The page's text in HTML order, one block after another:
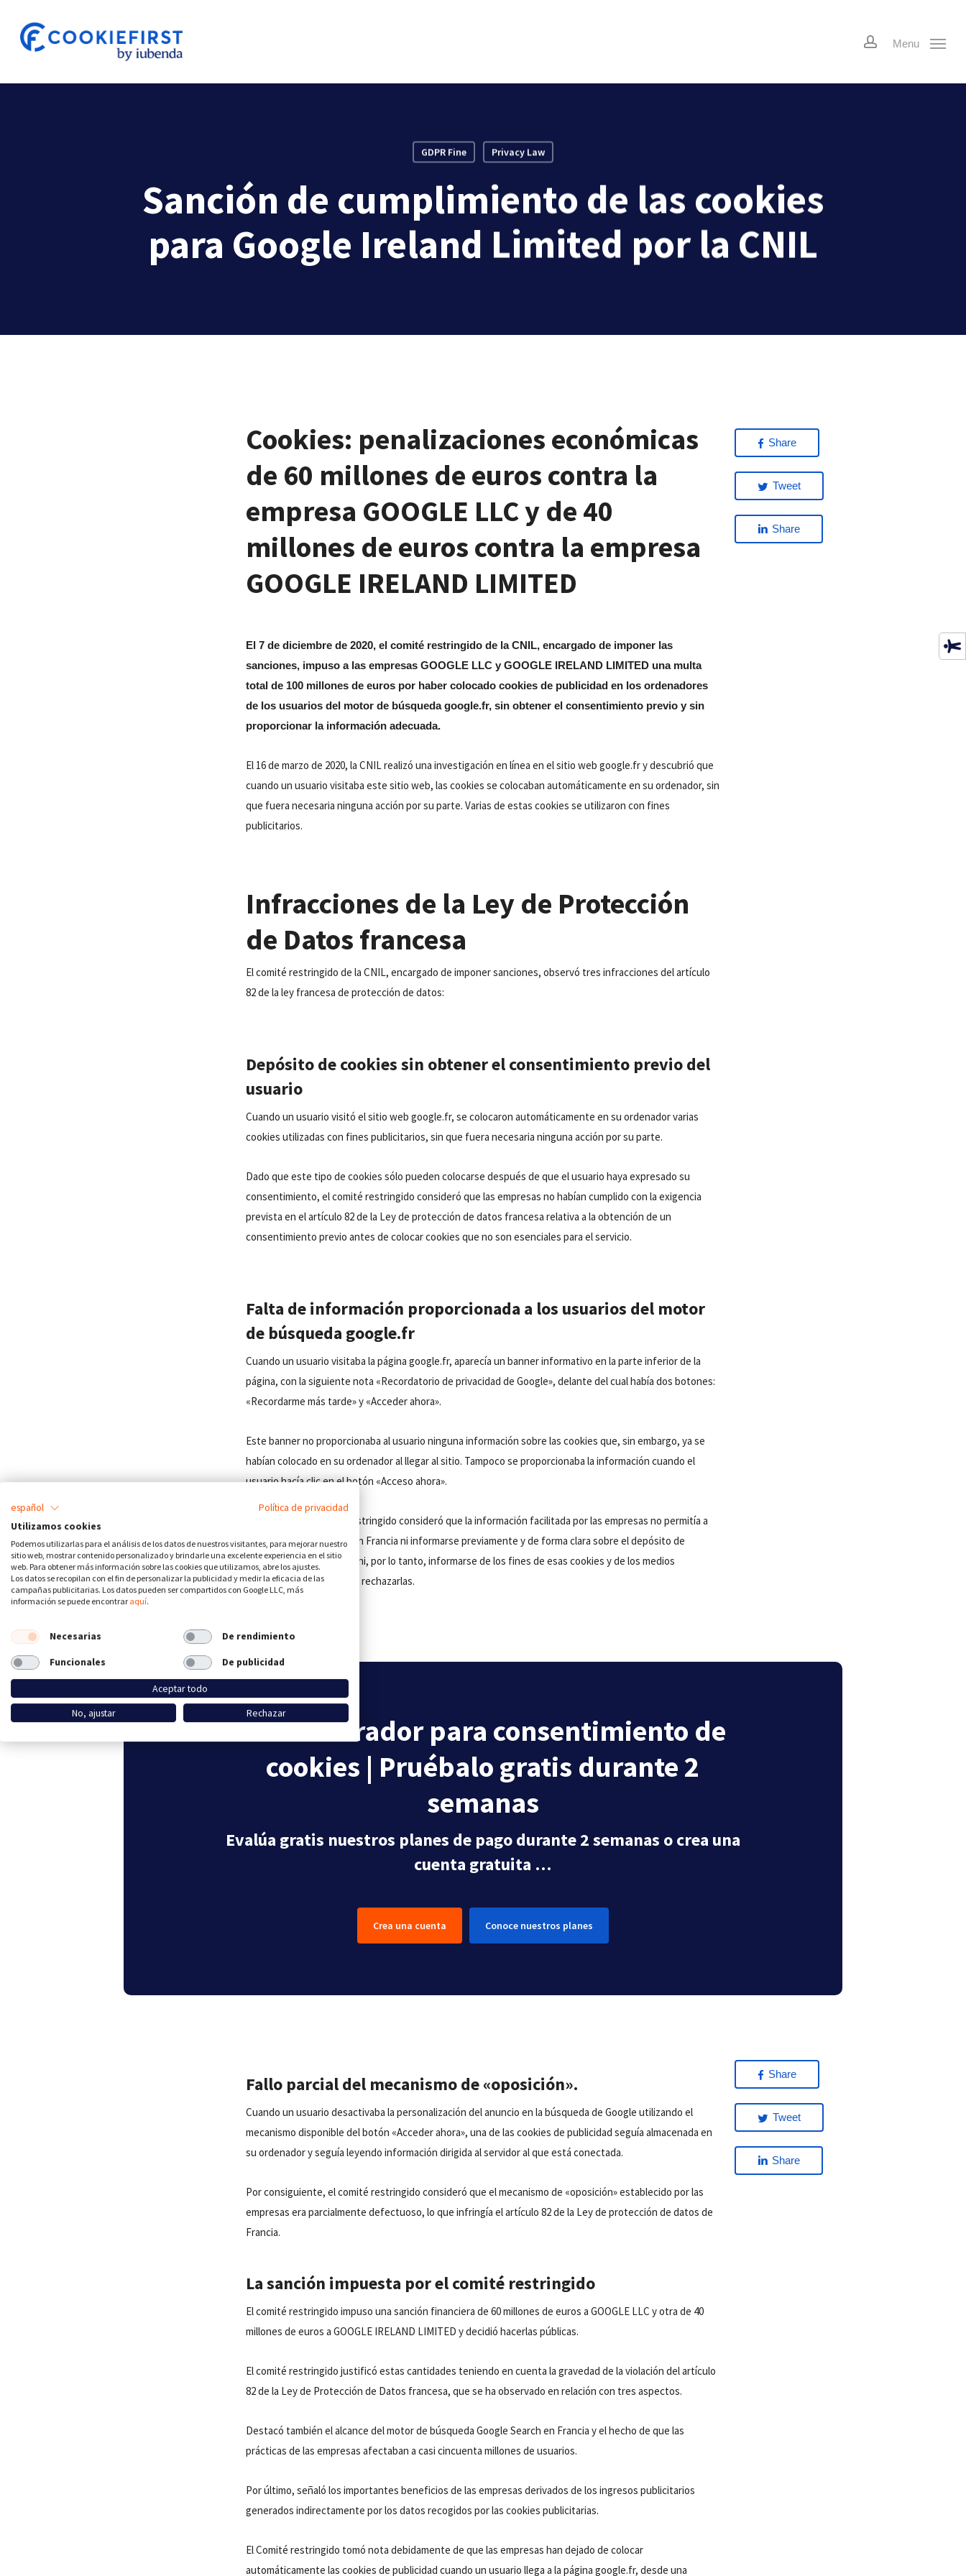
Menu
account
GDPR Fine Privacy Law
Sanción de cumplimiento de las cookies
para Google Ireland Limited por la CNIL
Cookies: penalizaciones económicas
de 60 millones de euros contra la
empresa GOOGLE LLC y de 40
millones de euros contra la empresa
GOOGLE IRELAND LIMITED
El 7 de diciembre de 2020, el comité restringido de la CNIL, encargado de imponer las
sanciones, impuso a las empresas GOOGLE LLC y GOOGLE IRELAND LIMITED una multa
total de 100 millones de euros por haber colocado cookies de publicidad en los ordenadores
de los usuarios del motor de búsqueda google.fr, sin obtener el consentimiento previo y sin
proporcionar la información adecuada.
El 16 de marzo de 2020, la CNIL realizó una investigación en línea en el sitio web google.fr y descubrió que
cuando un usuario visitaba este sitio web, las cookies se colocaban automáticamente en su ordenador, sin
que fuera necesaria ninguna acción por su parte. Varias de estas cookies se utilizaron con fines
publicitarios.
Infracciones de la Ley de Protección
de Datos francesa
El comité restringido de la CNIL, encargado de imponer sanciones, observó tres infracciones del artículo
82 de la ley francesa de protección de datos:
Depósito de cookies sin obtener el consentimiento previo del
usuario
Cuando un usuario visitó el sitio web google.fr, se colocaron automáticamente en su ordenador varias
cookies utilizadas con fines publicitarios, sin que fuera necesaria ninguna acción por su parte.
Dado que este tipo de cookies sólo pueden colocarse después de que el usuario haya expresado su
consentimiento, el comité restringido consideró que las empresas no habían cumplido con la exigencia
prevista en el artículo 82 de la Ley de protección de datos francesa relativa a la obtención de un
consentimiento previo antes de colocar cookies que no son esenciales para el servicio.
Falta de información proporcionada a los usuarios del motor
de búsqueda google.fr
Cuando un usuario visitaba la página google.fr, aparecía un banner informativo en la parte inferior de la
página, con la siguiente nota «Recordatorio de privacidad de Google», delante del cual había dos botones:
«Recordarme más tarde» y «Acceder ahora».
Este banner no proporcionaba al usuario ninguna información sobre las cookies que, sin embargo, ya se
habían colocado en su ordenador al llegar al sitio. Tampoco se proporcionaba la información cuando el
usuario hacía clic en el botón «Acceso ahora».
Por lo tanto, el comité restringido consideró que la información facilitada por las empresas no permitía a
los usuarios residentes en Francia ni informarse previamente y de forma clara sobre el depósito de
cookies en su ordenador ni, por lo tanto, informarse de los fines de esas cookies y de los medios
disponibles que permiten rechazarlas.
Share
Tweet
Share
Administrador para consentimiento de
cookies | Pruébalo gratis durante 2
semanas
Evalúa gratis nuestros planes de pago durante 2 semanas o crea una
cuenta gratuita …
Crea una cuenta Conoce nuestros planes
Fallo parcial del mecanismo de «oposición».
Cuando un usuario desactivaba la personalización del anuncio en la búsqueda de Google utilizando el
mecanismo disponible del botón «Acceder ahora», una de las cookies de publicidad seguía almacenada en
su ordenador y seguía leyendo información dirigida al servidor al que está conectada.
Por consiguiente, el comité restringido consideró que el mecanismo de «oposición» establecido por las
empresas era parcialmente defectuoso, lo que infringía el artículo 82 de la Ley de protección de datos de
Francia.
La sanción impuesta por el comité restringido
El comité restringido impuso una sanción financiera de 60 millones de euros a GOOGLE LLC y otra de 40
millones de euros a GOOGLE IRELAND LIMITED y decidió hacerlas públicas.
El comité restringido justificó estas cantidades teniendo en cuenta la gravedad de la violación del artículo
82 de la Ley de Protección de Datos francesa, que se ha observado en relación con tres aspectos.
Destacó también el alcance del motor de búsqueda Google Search en Francia y el hecho de que las
prácticas de las empresas afectaban a casi cincuenta millones de usuarios.
Por último, señaló los importantes beneficios de las empresas derivados de los ingresos publicitarios
generados indirectamente por los datos recogidos por las cookies publicitarias.
El Comité restringido tomó nota debidamente de que las empresas han dejado de colocar
automáticamente las cookies de publicidad cuando un usuario llega a la página google.fr, desde una
Share
Tweet
Share
español
Política de privacidad
Utilizamos cookies
Podemos utilizarlas para el análisis de los datos de nuestros visitantes, para mejorar nuestro
sitio web, mostrar contenido personalizado y brindarle una excelente experiencia en el sitio
web. Para obtener más información sobre las cookies que utilizamos, abre los ajustes.
Los datos se recopilan con el fin de personalizar la publicidad y medir la eficacia de las
campañas publicitarias. Los datos pueden ser compartidos con Google LLC, más
información se puede encontrar aquí.
Necesarias
De rendimiento
Funcionales
De publicidad
Aceptar todo
No, ajustar
Rechazar